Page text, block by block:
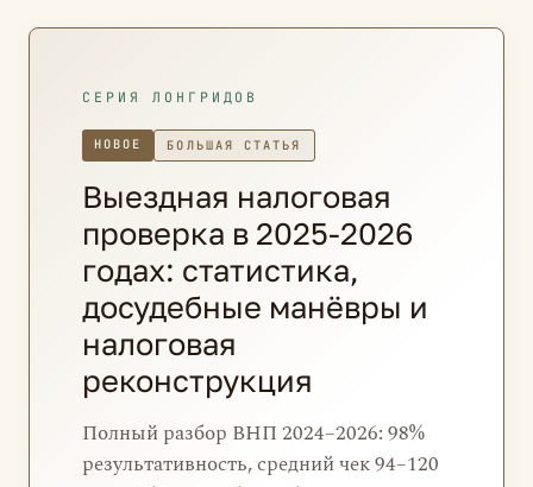
СЕРИЯ ЛОНГРИДОВ
НОВОЕ БОЛЬШАЯ СТАТЬЯ
Выездная налоговая
проверка в 2025-2026
годах: статистика,
досудебные манёвры и
налоговая
реконструкция
Полный разбор ВНП 2024–2026: 98%
результативность, средний чек 94–120